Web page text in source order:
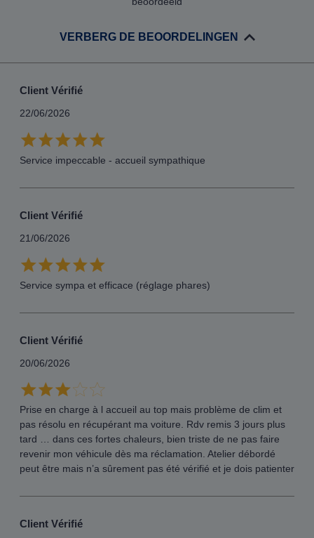
VERBERG DE BEOORDELINGEN
Client Vérifié
22/06/2026
Service impeccable - accueil sympathique
Client Vérifié
21/06/2026
Service sympa et efficace (réglage phares)
Client Vérifié
20/06/2026
Prise en charge à l accueil au top mais problème de clim et
pas résolu en récupérant ma voiture. Rdv remis 3 jours plus
tard … dans ces fortes chaleurs, bien triste de ne pas faire
revenir mon véhicule dès ma réclamation. Atelier débordé
peut être mais n’a sûrement pas été vérifié et je dois patienter
Client Vérifié